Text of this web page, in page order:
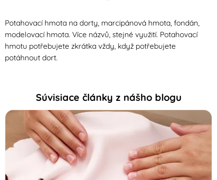
Potahovací hmota na dorty, marcipánová hmota, fondán,
modelovací hmota. Více názvů, stejné využití. Potahovací
hmotu potřebujete zkrátka vždy, když potřebujete
potáhnout dort.
Súvisiace články z nášho blogu